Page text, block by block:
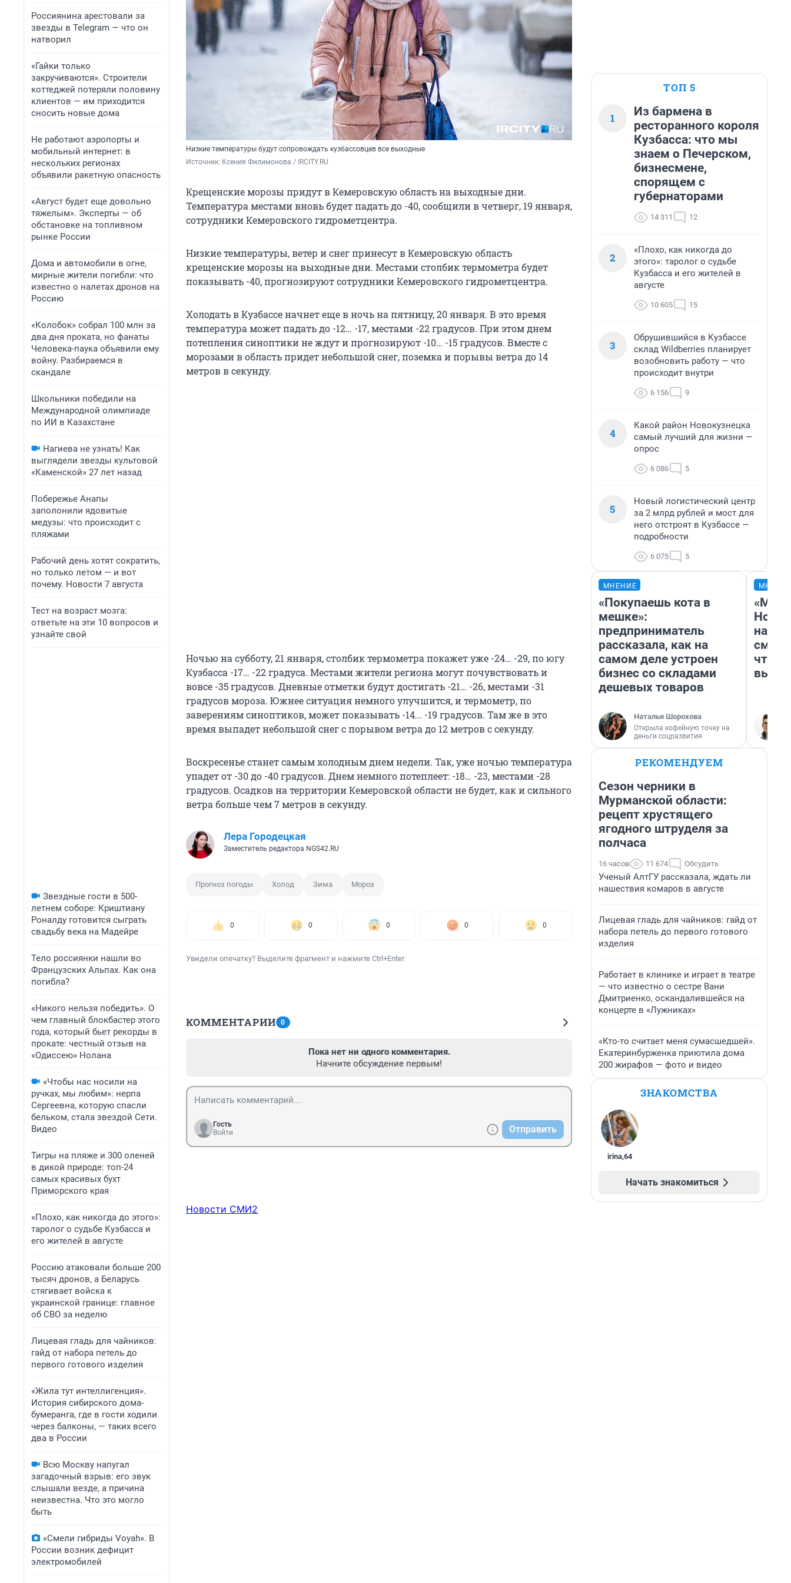
Россиянина арестовали за
звезды в Telegram — что он
натворил
«Гайки только
закручиваются». Строители
коттеджей потеряли половину
клиентов — им приходится
сносить новые дома
Не работают аэропорты и
мобильный интернет: в
нескольких регионах
объявили ракетную опасность
«Август будет еще довольно
тяжелым». Эксперты — об
обстановке на топливном
рынке России
Дома и автомобили в огне,
мирные жители погибли: что
известно о налетах дронов на
Россию
«Колобок» собрал 100 млн за
два дня проката, но фанаты
Человека-паука объявили ему
войну. Разбираемся в
скандале
Школьники победили на
Международной олимпиаде
по ИИ в Казахстане
Нагиева не узнать! Как
выглядели звезды культовой
«Каменской» 27 лет назад
Побережье Анапы
заполонили ядовитые
медузы: что происходит с
пляжами
Рабочий день хотят сократить,
но только летом — и вот
почему. Новости 7 августа
Тест на возраст мозга:
ответьте на эти 10 вопросов и
узнайте свой
Звездные гости в 500-
летнем соборе: Криштиану
Роналду готовится сыграть
свадьбу века на Мадейре
Тело россиянки нашли во
Французских Альпах. Как она
погибла?
«Никого нельзя победить». О
чем главный блокбастер этого
года, который бьет рекорды в
прокате: честный отзыв на
«Одиссею» Нолана
«Чтобы нас носили на
ручках, мы любим»: нерпа
Сергеевна, которую спасли
бельком, стала звездой Сети.
Видео
Тигры на пляже и 300 оленей
в дикой природе: топ-24
самых красивых бухт
Приморского края
«Плохо, как никогда до этого»:
таролог о судьбе Кузбасса и
его жителей в августе
Россию атаковали больше 200
тысяч дронов, а Беларусь
стягивает войска к
украинской границе: главное
об СВО за неделю
Лицевая гладь для чайников:
гайд от набора петель до
первого готового изделия
«Жила тут интеллигенция».
История сибирского дома-
бумеранга, где в гости ходили
через балконы, — таких всего
два в России
Всю Москву напугал
загадочный взрыв: его звук
слышали везде, а причина
неизвестна. Что это могло
быть
«Смели гибриды Voyah». В
России возник дефицит
электромобилей
Низкие температуры будут сопровождать кузбассовцев все выходные
Источник: Ксения Филимонова / IRCITY.RU
Крещенские морозы придут в Кемеровскую область на выходные дни.
Температура местами вновь будет падать до -40, сообщили в четверг, 19 января,
сотрудники Кемеровского гидрометцентра.
Низкие температуры, ветер и снег принесут в Кемеровскую область
крещенские морозы на выходные дни. Местами столбик термометра будет
показывать -40, прогнозируют сотрудники Кемеровского гидрометцентра.
Холодать в Кузбассе начнет еще в ночь на пятницу, 20 января. В это время
температура может падать до -12… -17, местами -22 градусов. При этом днем
потепления синоптики не ждут и прогнозируют -10… -15 градусов. Вместе с
морозами в область придет небольшой снег, поземка и порывы ветра до 14
метров в секунду.
Ночью на субботу, 21 января, столбик термометра покажет уже -24… -29, по югу
Кузбасса -17… -22 градуса. Местами жители региона могут почувствовать и
вовсе -35 градусов. Дневные отметки будут достигать -21… -26, местами -31
градусов мороза. Южнее ситуация немного улучшится, и термометр, по
заверениям синоптиков, может показывать -14... -19 градусов. Там же в это
время выпадет небольшой снег с порывом ветра до 12 метров с секунду.
Воскресенье станет самым холодным днем недели. Так, уже ночью температура
упадет от -30 до -40 градусов. Днем немного потеплеет: -18… -23, местами -28
градусов. Осадков на территории Кемеровской области не будет, как и сильного
ветра больше чем 7 метров в секунду.
Лера Городецкая
Заместитель редактора NGS42.RU
Прогноз погоды Холод Зима Мороз
0 0 0 0 0
Увидели опечатку? Выделите фрагмент и нажмите Ctrl+Enter
КОММЕНТАРИИ 0
Пока нет ни одного комментария.
Начните обсуждение первым!
Гость
Войти
Отправить
Новости СМИ2
ТОП 5
1
Из бармена в
ресторанного короля
Кузбасса: что мы
знаем о Печерском,
бизнесмене,
спорящем с
губернаторами
14 311 12
2
«Плохо, как никогда до
этого»: таролог о судьбе
Кузбасса и его жителей в
августе
10 605 15
3
Обрушившийся в Кузбассе
склад Wildberries планирует
возобновить работу — что
происходит внутри
6 156 9
4
Какой район Новокузнецка
самый лучший для жизни —
опрос
6 086 5
5
Новый логистический центр
за 2 млрд рублей и мост для
него отстроят в Кузбассе —
подробности
6 075 5
МНЕНИЕ
«Покупаешь кота в
мешке»:
предприниматель
рассказала, как на
самом деле устроен
бизнес со складами
дешевых товаров
Наталья Шорохова
Открыла кофейную точку на
деньги соцразвития
«Мы
РЕКОМЕНДУЕМ
Сезон черники в
Мурманской области:
рецепт хрустящего
ягодного штруделя за
полчаса
16 часов 11 674 Обсудить
Ученый АлтГУ рассказала, ждать ли
нашествия комаров в августе
Лицевая гладь для чайников: гайд от
набора петель до первого готового
изделия
Работает в клинике и играет в театре
— что известно о сестре Вани
Дмитриенко, оскандалившейся на
концерте в «Лужниках»
«Кто-то считает меня сумасшедшей».
Екатеринбурженка приютила дома
200 жирафов — фото и видео
ЗНАКОМСТВА
irina,64
Начать знакомиться